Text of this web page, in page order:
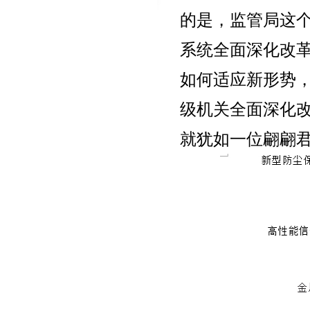
的是，监管局这
系统全面深化改
如何适应新形势
级机关全面深化
就犹如一位翩翩